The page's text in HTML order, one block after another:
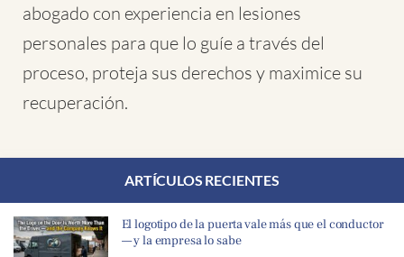
abogado con experiencia en lesiones
personales para que lo guíe a través del
proceso, proteja sus derechos y maximice su
recuperación.
ARTÍCULOS RECIENTES
El logotipo de la puerta vale más que el conductor
— y la empresa lo sabe